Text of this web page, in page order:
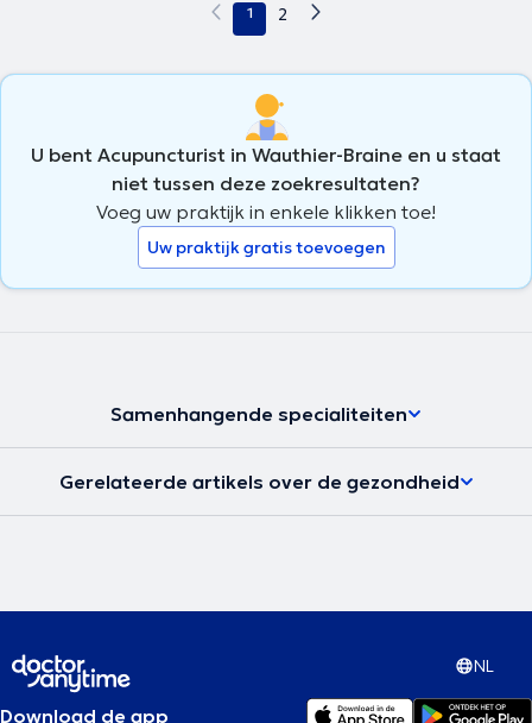
1 2
U bent Acupuncturist in Wauthier-Braine en u staat
niet tussen deze zoekresultaten?
Voeg uw praktijk in enkele klikken toe!
Uw praktijk gratis toevoegen
Samenhangende specialiteiten
Gerelateerde artikels over de gezondheid
NL
Download de app